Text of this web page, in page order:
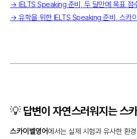
→ IELTS Speaking 준비, 두 달만에 목표 점
→ 유학을 위한 IELTS Speaking 준비, 스카
💡 답변이 자연스러워지는 스
스카이벨영어에서는 실제 시험과 유사한 환